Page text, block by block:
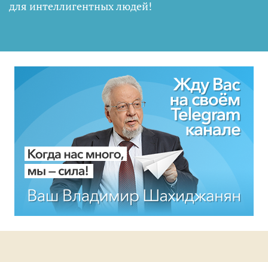
для интеллигентных людей!